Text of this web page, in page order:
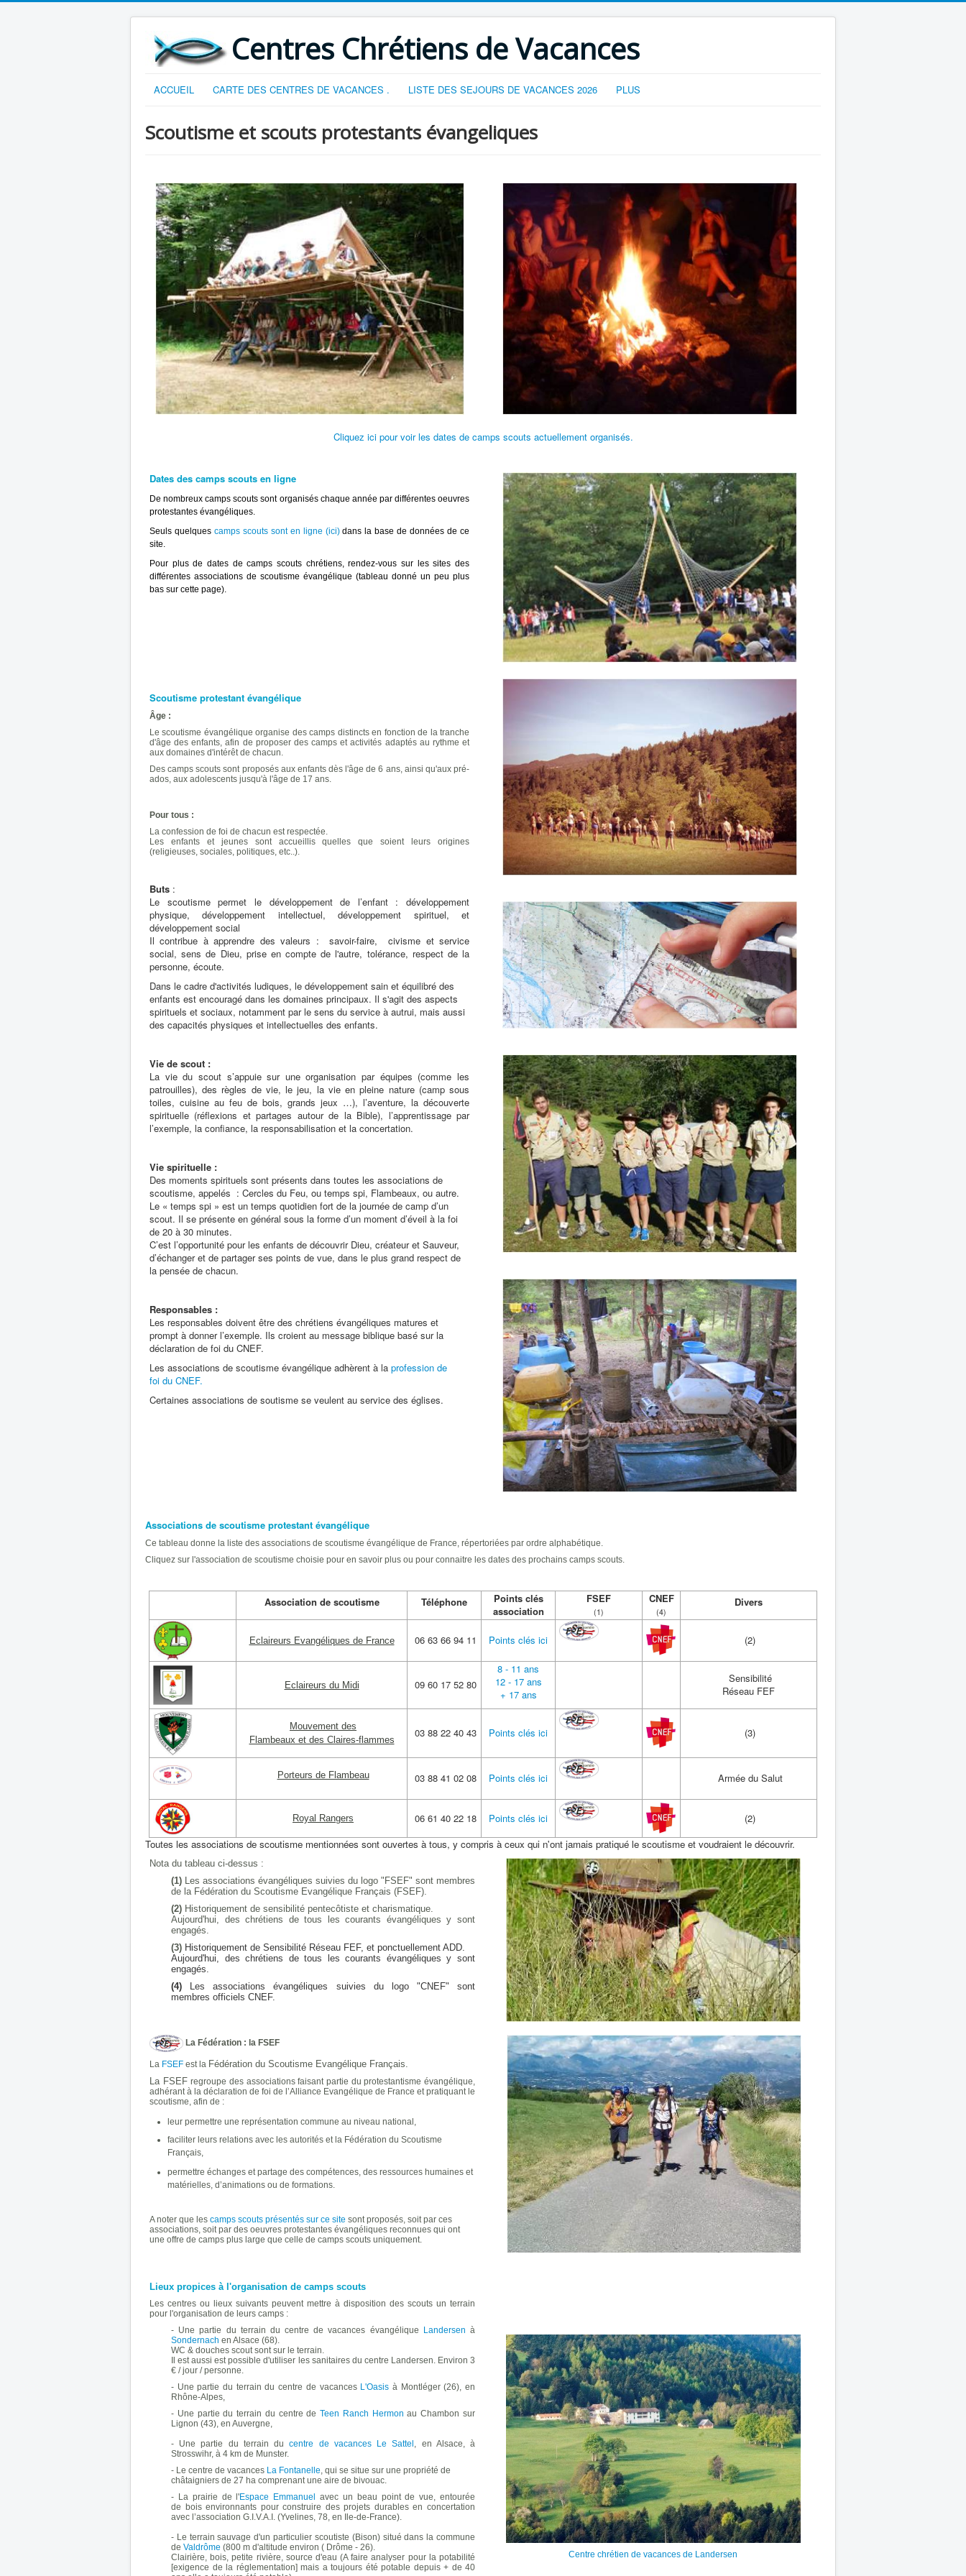
Centres Chrétiens de Vacances
ACCUEIL CARTE DES CENTRES DE VACANCES . LISTE DES SEJOURS DE VACANCES 2026 PLUS
Scoutisme et scouts protestants évangeliques
Cliquez ici pour voir les dates de camps scouts actuellement organisés.
Dates des camps scouts en ligne
De nombreux camps scouts sont organisés chaque année par différentes oeuvres
protestantes évangéliques.
Seuls quelquescamps scouts sont en ligne (ici)dans la base de données de ce
site.
Pour plus de dates de camps scouts chrétiens, rendez-vous sur les sites des
différentes associations de scoutisme évangélique (tableau donné un peu plus
bas sur cette page).
Scoutisme protestant évangélique
Âge :
Le scoutisme évangélique organise des camps distincts en fonction de la tranche
d'âge des enfants, afin de proposer des camps et activités adaptés au rythme et
aux domaines d'intérêt de chacun.
Des camps scouts sont proposés aux enfants dès l'âge de 6 ans, ainsi qu'aux pré-
ados, aux adolescents jusqu'à l'âge de 17 ans.
Pour tous :
La confession de foi de chacun est respectée.
Les enfants et jeunes sont accueillis quelles que soient leurs origines
(religieuses, sociales, politiques, etc..).
Buts :
Le scoutisme permet le développement de l’enfant : développement
physique, développement intellectuel, développement spirituel, et
développement social
Il contribue à apprendre des valeurs : savoir-faire, civisme et service
social, sens de Dieu, prise en compte de l'autre, tolérance, respect de la
personne, écoute.
Dans le cadre d'activités ludiques, le développement sain et équilibré des
enfants est encouragé dans les domaines principaux. Il s'agit des aspects
spirituels et sociaux, notamment par le sens du service à autrui, mais aussi
des capacités physiques et intellectuelles des enfants.
Vie de scout :
La vie du scout s’appuie sur une organisation par équipes (comme les
patrouilles), des règles de vie, le jeu, la vie en pleine nature (camp sous
toiles, cuisine au feu de bois, grands jeux …), l’aventure, la découverte
spirituelle (réflexions et partages autour de la Bible), l’apprentissage par
l’exemple, la confiance, la responsabilisation et la concertation.
Vie spirituelle :
Des moments spirituels sont présents dans toutes les associations de
scoutisme, appelés : Cercles du Feu, ou temps spi, Flambeaux, ou autre.
Le « temps spi » est un temps quotidien fort de la journée de camp d’un
scout. Il se présente en général sous la forme d’un moment d’éveil à la foi
de 20 à 30 minutes.
C’est l’opportunité pour les enfants de découvrir Dieu, créateur et Sauveur,
d’échanger et de partager ses points de vue, dans le plus grand respect de
la pensée de chacun.
Responsables :
Les responsables doivent être des chrétiens évangéliques matures et
prompt à donner l’exemple. Ils croient au message biblique basé sur la
déclaration de foi du CNEF.
Les associations de scoutisme évangélique adhèrent à la profession de
foi du CNEF.
Certaines associations de soutisme se veulent au service des églises.
Associations de scoutisme protestant évangélique
Ce tableau donne la liste des associations de scoutisme évangélique de France, répertoriées par ordre alphabétique.
Cliquez sur l'association de scoutisme choisie pour en savoir plus ou pour connaitre les dates des prochains camps scouts.
Association de scoutisme Téléphone
Points clés
association
FSEF
(1)
CNEF
(4)
Divers
Eclaireurs Evangéliques de France 06 63 66 94 11 Points clés ici (2)
Eclaireurs du Midi 09 60 17 52 80
8 - 11 ans
12 - 17 ans
+ 17 ans
Sensibilité
Réseau FEF
Mouvement des
Flambeaux et des Claires-flammes
03 88 22 40 43 Points clés ici (3)
Porteurs de Flambeau 03 88 41 02 08 Points clés ici Armée du Salut
Royal Rangers 06 61 40 22 18 Points clés ici
(2)
Toutes les associations de scoutisme mentionnées sont ouvertes à tous, y compris à ceux qui n'ont jamais pratiqué le scoutisme et voudraient le découvrir.
Nota du tableau ci-dessus :
(1) Les associations évangéliques suivies du logo "FSEF" sont membres
de la Fédération du Scoutisme Evangélique Français (FSEF).
(2) Historiquement de sensibilité pentecôtiste et charismatique.
Aujourd'hui, des chrétiens de tous les courants évangéliques y sont
engagés.
(3) Historiquement de Sensibilité Réseau FEF, et ponctuellement ADD.
Aujourd'hui, des chrétiens de tous les courants évangéliques y sont
engagés.
(4) Les associations évangéliques suivies du logo "CNEF" sont
membres officiels CNEF.
La Fédération : la FSEF
La FSEF est la Fédération du Scoutisme Evangélique Français.
La FSEFregroupe des associations faisant partie du protestantisme évangélique,
adhérant à la déclaration de foi de l’Alliance Evangélique de France et pratiquant le
scoutisme, afin de :
leur permettre une représentation commune au niveau national,
faciliter leurs relations avec les autorités et la Fédération du Scoutisme
Français,
permettre échanges et partage des compétences, des ressources humaines et
matérielles, d’animations ou de formations.
A noter que les camps scouts présentés sur ce site sont proposés, soit par ces
associations, soit par des oeuvres protestantes évangéliques reconnues qui ont
une offre de camps plus large que celle de camps scouts uniquement.
Lieux propices à l'organisation de camps scouts
Les centres ou lieux suivants peuvent mettre à disposition des scouts un terrain
pour l'organisation de leurs camps :
- Une partie du terrain du centre de vacances évangélique
Landersenà
Sondernach en Alsace (68).
WC & douches scout sont sur le terrain.
Il est aussi est possible d'utiliser les sanitaires du centre Landersen. Environ 3
€ / jour / personne.
- Une partie du terrain ducentre de vacances L'Oasis à Montléger (26), en
Rhône-Alpes,
- Une partie du terrain du centre deTeen Ranch Hermon au Chambon sur
Lignon (43), en Auvergne,
- Une partie du terrain ducentre de vacances Le Sattel , en Alsace, à
Strosswihr, à 4 km de Munster.
- Le centre de vacances La Fontanelle, qui se situe sur une propriété de
châtaigniers de 27 ha comprenant une aire de bivouac.
- La prairie de l'Espace Emmanuel
avec un beau point de vue, entourée
de bois environnants pour construire des projets durables en concertation
avec l’association G.I.V.A.I. (Yvelines, 78, en Ile-de-France).
- Le terrain sauvage d'un particulier scoutiste (Bison) situé dans la commune
de Valdrôme (800 m d'altitude environ ( Drôme - 26).
Clairière, bois, petite rivière, source d'eau (A faire analyser pour la potabilité
[exigence de la réglementation] mais a toujours été potable depuis + de 40
Centre chrétien de vacances de Landersen